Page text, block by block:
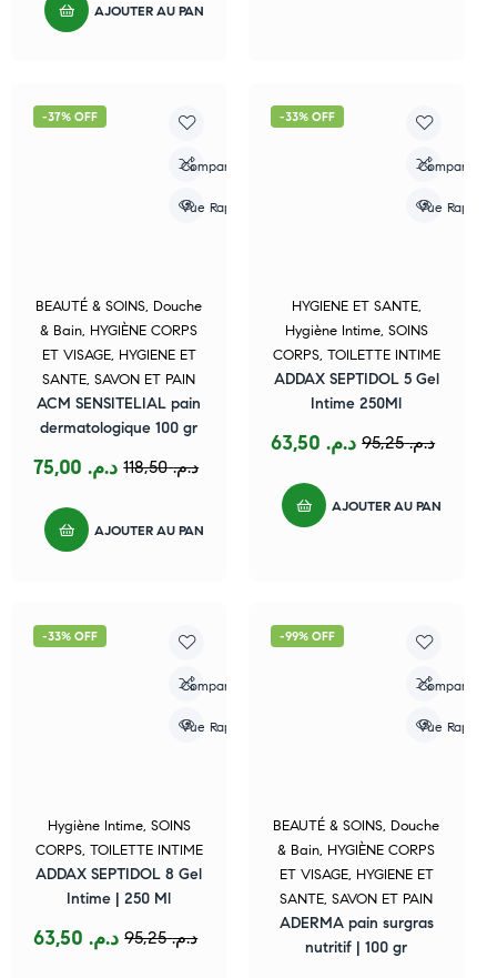
AJOUTER AU PANIER
-37% OFF
Compare
Vue Rapide
BEAUTÉ & SOINS, Douche
& Bain, HYGIÈNE CORPS
ET VISAGE, HYGIENE ET
SANTE, SAVON ET PAIN
ACM SENSITELIAL pain
dermatologique 100 gr
د.م.118,50 د.م.
AJOUTER AU PANIER
-33% OFF
Compare
Vue Rapide
HYGIENE ET SANTE,
Hygiène Intime, SOINS
CORPS, TOILETTE INTIME
ADDAX SEPTIDOL 5 Gel
Intime 250Ml
د.م.95,25 د.م.
AJOUTER AU PANIER
-33% OFF
Compare
Vue Rapide
Hygiène Intime, SOINS
CORPS, TOILETTE INTIME
ADDAX SEPTIDOL 8 Gel
Intime | 250 Ml
د.م.95,25 د.م.
-99% OFF
Compare
Vue Rapide
BEAUTÉ & SOINS, Douche
& Bain, HYGIÈNE CORPS
ET VISAGE, HYGIENE ET
SANTE, SAVON ET PAIN
ADERMA pain surgras
nutritif | 100 gr